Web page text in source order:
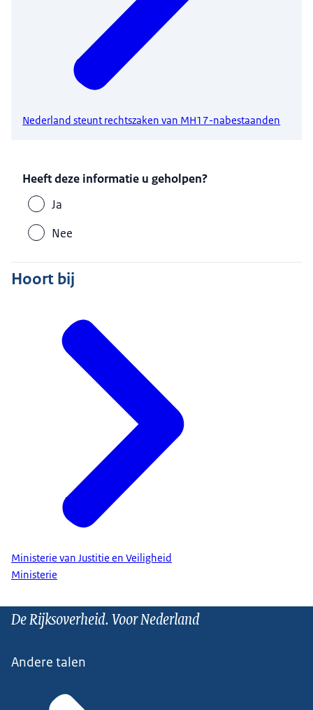
Nederland steunt rechtszaken van MH17-nabestaanden
Heeft deze informatie u geholpen?
Ja
Nee
Hoort bij
Ministerie van Justitie en Veiligheid
Ministerie
De Rijksoverheid. Voor Nederland
Andere talen